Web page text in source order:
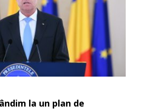
la un plan de